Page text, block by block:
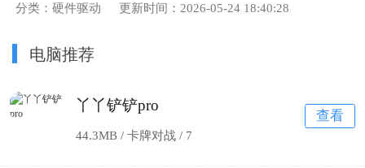
分类：硬件驱动
更新时间：2026-05-24 18:40:28
电脑推荐
丫丫铲铲pro
44.3MB / 卡牌对战 / 7
查看